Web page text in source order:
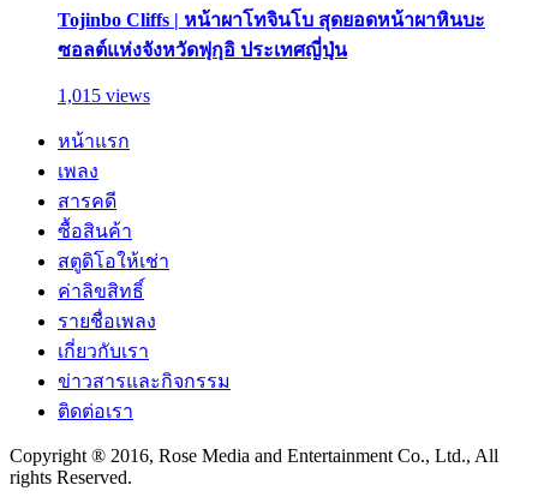
Tojinbo Cliffs | หน้าผาโทจินโบ สุดยอดหน้าผาหินบะ
ซอลต์แห่งจังหวัดฟุกุอิ ประเทศญี่ปุ่น
1,015 views
หน้าแรก
เพลง
สารคดี
ซื้อสินค้า
สตูดิโอให้เช่า
ค่าลิขสิทธิ์
รายชื่อเพลง
เกี่ยวกับเรา
ข่าวสารและกิจกรรม
ติดต่อเรา
Copyright ® 2016, Rose Media and Entertainment Co., Ltd., All
rights Reserved.